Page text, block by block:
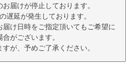
届けが停止しております。
遅延が発生しております。
け日時をご指定頂いてもご希望に
がございます。
が、予めご了承ください。